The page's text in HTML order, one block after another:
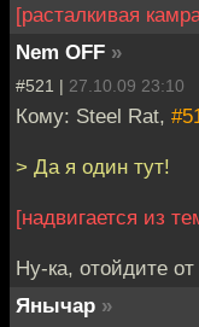
[расталкивая
Nem OFF »
#521 | 27.10.09 23:10
Кому: Steel Rat,
> Да я один тут!
[надвигается из
Ну-ка, отойдите
Янычар »